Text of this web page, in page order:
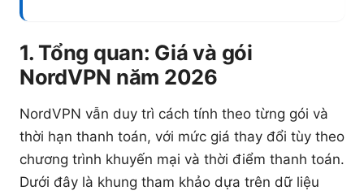
1. Tổng quan: Giá và gói
NordVPN năm 2026
NordVPN vẫn duy trì cách tính theo từng gói và
thời hạn thanh toán, với mức giá thay đổi tùy theo
chương trình khuyến mại và thời điểm thanh toán.
Dưới đây là khung tham khảo dựa trên dữ liệu